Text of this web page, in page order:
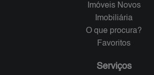
Imóveis Novos
Imobiliária
O que procura?
Favoritos
Serviços